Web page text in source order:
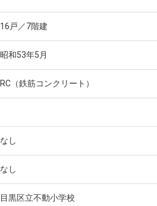
16戸／7階建
昭和53年5月
RC（鉄筋コンクリート）
なし
なし
目黒区立不動小学校